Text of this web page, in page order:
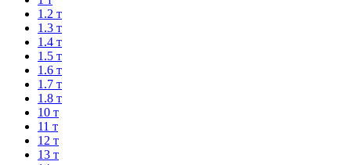
1.2 т
1.3 т
1.4 т
1.5 т
1.6 т
1.7 т
1.8 т
10 т
11 т
12 т
13 т